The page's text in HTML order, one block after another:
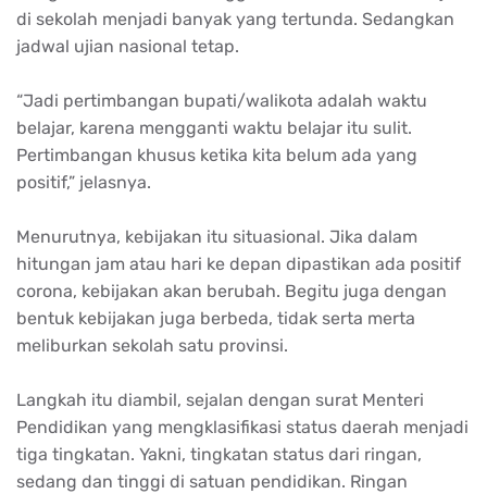
di sekolah menjadi banyak yang tertunda. Sedangkan
jadwal ujian nasional tetap.
“Jadi pertimbangan bupati/walikota adalah waktu
belajar, karena mengganti waktu belajar itu sulit.
Pertimbangan khusus ketika kita belum ada yang
positif,” jelasnya.
Menurutnya, kebijakan itu situasional. Jika dalam
hitungan jam atau hari ke depan dipastikan ada positif
corona, kebijakan akan berubah. Begitu juga dengan
bentuk kebijakan juga berbeda, tidak serta merta
meliburkan sekolah satu provinsi.
Langkah itu diambil, sejalan dengan surat Menteri
Pendidikan yang mengklasifikasi status daerah menjadi
tiga tingkatan. Yakni, tingkatan status dari ringan,
sedang dan tinggi di satuan pendidikan. Ringan